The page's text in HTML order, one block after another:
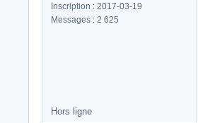
Inscription : 2017-03-19
Messages : 2 625
Hors ligne